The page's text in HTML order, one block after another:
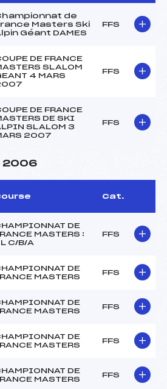
de
Masters Ski
Géant DAMES
FFS
DE FRANCE
SLALOM
4 MARS
FFS
DE FRANCE
DE SKI
SLALOM 3
2007
FFS
2006
Cat.
DE
MASTERS :
C/B/A
FFS
DE
MASTERS
FFS
DE
MASTERS
FFS
DE
MASTERS
FFS
DE
MASTERS
FFS